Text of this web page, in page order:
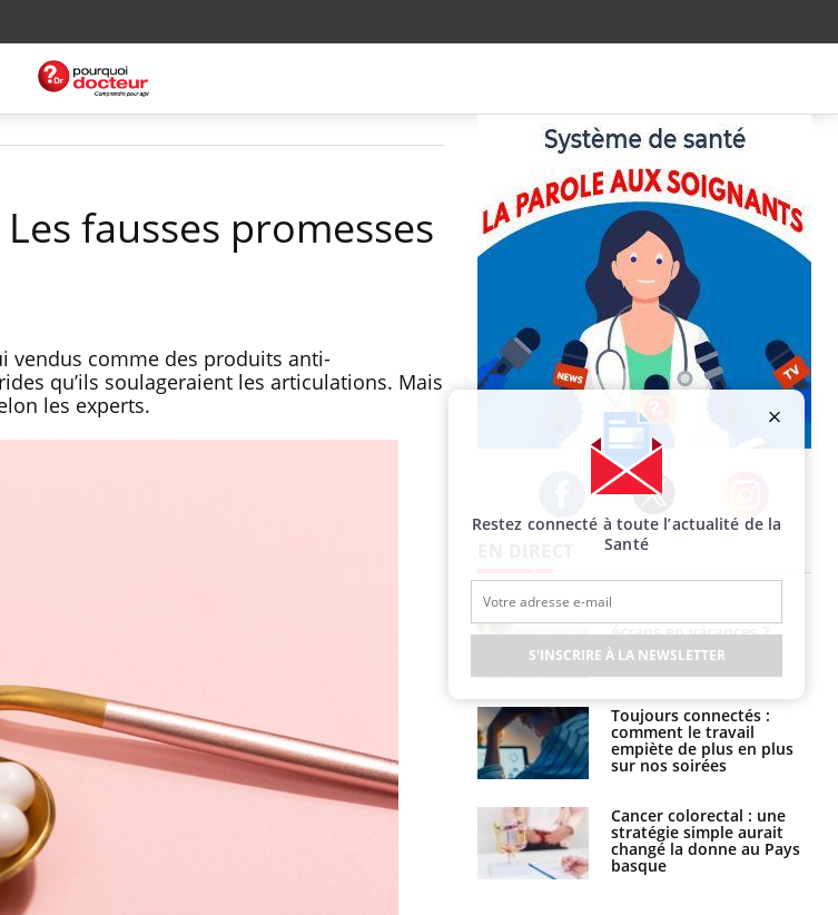
fausses promesses
vendus comme des produits anti-
qu’ils soulageraient les articulations. Mais
les experts.
Facebook Twitter Instagram
rapport s’interroge sur
son taux élevé en France
Grossesse à risque : ce jus
écrans en vacances ?
Toujours connectés :
comment le travail
empiète de plus en plus
sur nos soirées
Cancer colorectal : une
stratégie simple aurait
changé la donne au Pays
basque
Restez connecté à toute l’actualité de la
Santé
S'INSCRIRE À LA NEWSLETTER